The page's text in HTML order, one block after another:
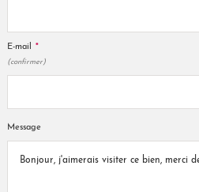
E-mail *
(confirmer)
Message